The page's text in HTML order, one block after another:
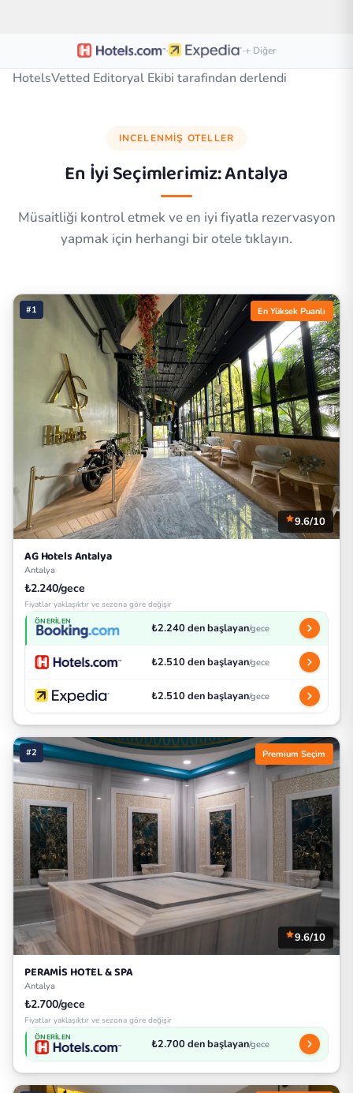
· ·+ Diğer
HotelsVetted Editoryal Ekibi tarafindan derlendi
INCELENMIŞ OTELLER
En İyi Seçimlerimiz:Antalya
Müsaitliği kontrol etmek ve en iyi fiyatla rezervasyon
yapmak için herhangi bir otele tıklayın.
#1 En Yüksek Puanlı
9.6/10
AG Hotels Antalya
Antalya
₺2.240/gece
Fiyatlar yaklaşıktır ve sezona göre değişir
ÖNERILEN ₺2.240 den başlayan/gece
₺2.510 den başlayan/gece
₺2.510 den başlayan/gece
#2 Premium Seçim
9.6/10
PERAMİS HOTEL & SPA
Antalya
₺2.700/gece
Fiyatlar yaklaşıktır ve sezona göre değişir
ÖNERILEN ₺2.700 den başlayan/gece